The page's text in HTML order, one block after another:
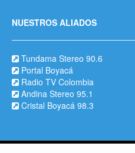
NUESTROS ALIADOS
Tundama Stereo 90.6
Portal Boyacá
Radio TV Colombia
Andina Stereo 95.1
Cristal Boyacá 98.3